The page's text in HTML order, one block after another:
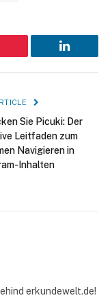
LinkedIn
Sie Picuki: Der
Leitfaden zum
Navigieren in
Inhalten
erkundewelt.de!